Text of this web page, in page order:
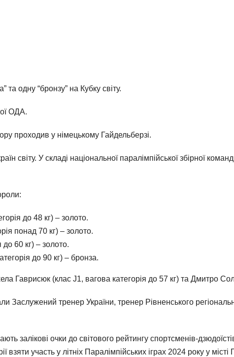
одну “бронзу” на Кубку світу.
ОДА.
проходив у німецькому Гайдельберзі.
світу. У складі національної паралімпійської збірної
до 48 кг) – золото.
понад 70 кг) – золото.
60 кг) – золото.
до 90 кг) – бронза.
Гаврисюк (клас J1, вагова категорія до 57 кг) та Дмитро
Заслужений тренер України, тренер Рівненського
залікові очки до світового рейтингу спортсменів-
взяти участь у літніх Паралімпійських іграх 2024 року у